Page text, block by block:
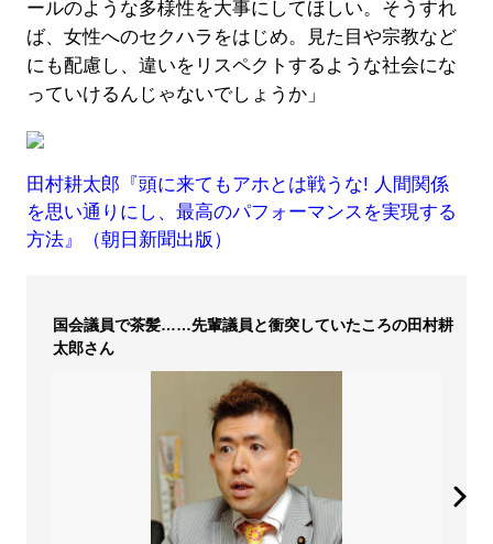
ールのような多様性を大事にしてほしい。そうすれ
ば、女性へのセクハラをはじめ。見た目や宗教など
にも配慮し、違いをリスペクトするような社会にな
っていけるんじゃないでしょうか」
田村耕太郎『頭に来てもアホとは戦うな! 人間関係
を思い通りにし、最高のパフォーマンスを実現する
方法』（朝日新聞出版）
国会議員で茶髪……先輩議員と衝突していたころの田村耕
太郎さん